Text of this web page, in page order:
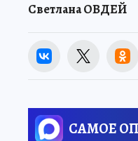
Светлана ОВДЕЙ
САМОЕ